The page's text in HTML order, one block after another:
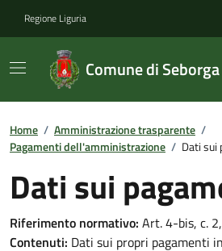
Regione Liguria
Comune di Seborga
Home / Amministrazione trasparente /
Pagamenti dell'amministrazione / Dati sui
Dati sui
Riferimento normativo: Art. 4-bis, c.
Contenuti: Dati sui propri pagamenti